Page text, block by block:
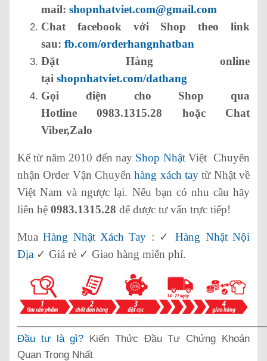
mail: shopnhatviet.com@gmail.com
Chat facebook với Shop theo link
sau: fb.com/orderhangnhatban
Đặt Hàng online
tại shopnhatviet.com/dathang
Gọi điện cho Shop qua
Hotline 0983.1315.28 hoặc Chat
Viber,Zalo
Kể từ năm 2010 đến nay Shop NhậtViệt Chuyên
nhận Order Vận Chuyểnhàng xách tay từ Nhật về
Việt Nam và ngược lại. Nếu bạn có nhu cầu hãy
liên hệ 0983.1315.28 để được tư vấn trực tiếp!
MuaHàng Nhật Xách Tay : ✓Hàng Nhật Nội
Địa ✓ Giá rẻ ✓ Giao hàng miễn phí.
Đầu tư là gì? Kiến Thức Đầu Tư Chứng Khoán
Quan Trọng Nhất